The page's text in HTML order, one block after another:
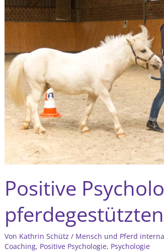
Positive
Von Kathrin Schütz/ Mensch und Pferd
Coaching, Positive Psychologie, Psychologie